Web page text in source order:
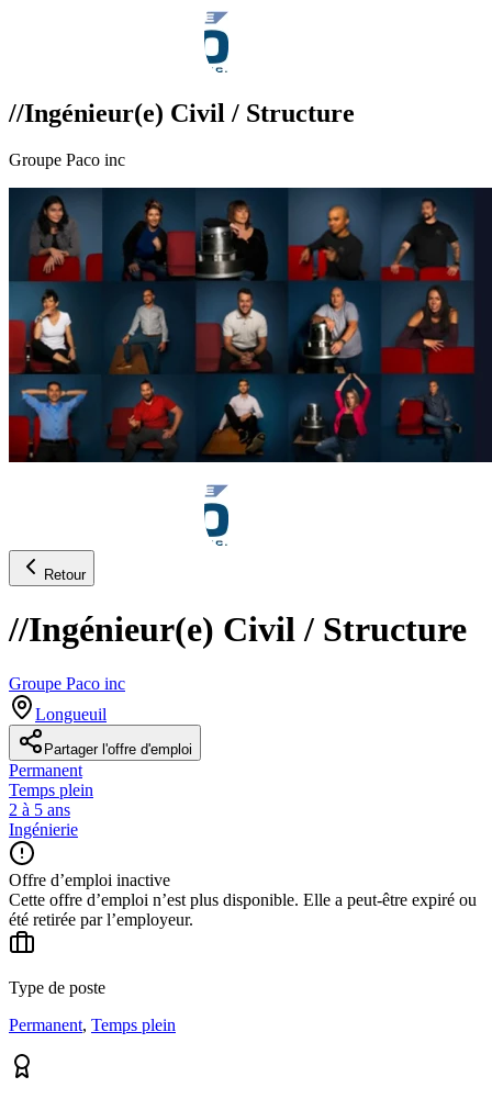
//Ingénieur(e) Civil / Structure
Groupe Paco inc
Retour
//Ingénieur(e) Civil / Structure
Groupe Paco inc
Longueuil
Partager l'offre d'emploi
Permanent
Temps plein
2 à 5 ans
Ingénierie
Offre d’emploi inactive
Cette offre d’emploi n’est plus disponible. Elle a peut-être expiré ou
été retirée par l’employeur.
Type de poste
Permanent, Temps plein